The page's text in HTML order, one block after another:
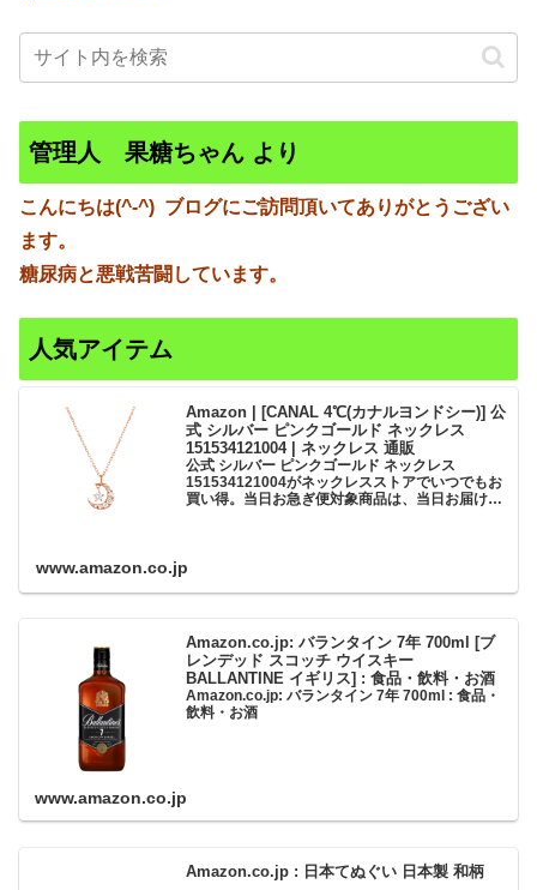
管理人 果糖ちゃん より
こんにちは(^-^) ブログにご訪問頂いてありがとうござい
ます。
糖尿病と悪戦苦闘しています。
人気アイテム
Amazon | [CANAL 4℃(カナルヨンドシー)] 公
式 シルバー ピンクゴールド ネックレス
151534121004 | ネックレス 通販
公式 シルバー ピンクゴールド ネックレス
151534121004がネックレスストアでいつでもお
買い得。当日お急ぎ便対象商品は、当日お届け可
www.amazon.co.jp
Amazon.co.jp: バランタイン 7年 700ml [ブ
レンデッド スコッチ ウイスキー
BALLANTINE イギリス] : 食品・飲料・お酒
Amazon.co.jp: バランタイン 7年 700ml : 食品・
飲料・お酒
www.amazon.co.jp
Amazon.co.jp : 日本てぬぐい 日本製 和柄